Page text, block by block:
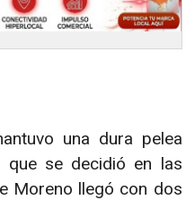
una dura pelea
que se decidió en las
Moreno llegó con dos